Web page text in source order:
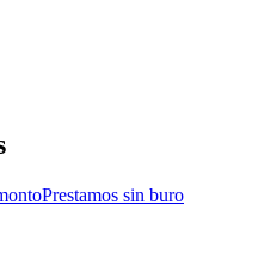
Prestamos sin buro